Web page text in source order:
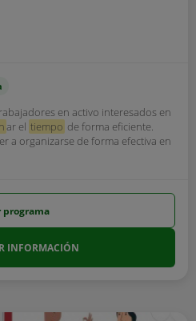
en activo interesados en
ar el tiempo de forma eficiente.
a organizarse de forma efectiva en
programa
INFORMACIÓN